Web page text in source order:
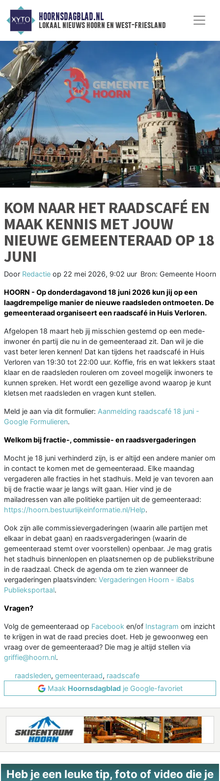
HOORNSDAGBLAD.NL
lokaal nieuws hoorn en west-friesland
KOM NAAR HET RAADSCAFÉ EN
MAAK KENNIS MET JOUW
NIEUWE GEMEENTERAAD OP 18
JUNI
Door Redactie op 22 mei 2026, 9:02 uur Bron: Gemeente Hoorn
HOORN - Op donderdagavond 18 juni 2026 kun jij op een
laagdrempelige manier de nieuwe raadsleden ontmoeten. De
gemeenteraad organiseert een raadscafé in Huis Verloren.
Afgelopen 18 maart heb jij misschien gestemd op een mede-
inwoner én partij die nu in de gemeenteraad zit. Dan wil je die
vast beter leren kennen! Dat kan tijdens het raadscafé in Huis
Verloren van 19:30 tot 22:00 uur. Koffie, fris en wat lekkers staat
klaar en de raadsleden rouleren om zoveel mogelijk inwoners te
kunnen spreken. Het wordt een gezellige avond waarop je kunt
kletsen met raadsleden en vragen kunt stellen.
Meld je aan via dit formulier: Aanmelding raadscafé 18 juni -
Google Formulieren.
Welkom bij fractie-, commissie- en raadsvergaderingen
Mocht je 18 juni verhinderd zijn, is er altijd een andere manier om
in contact te komen met de gemeenteraad. Elke maandag
vergaderen alle fracties in het stadhuis. Meld je van tevoren aan
bij de fractie waar je langs wilt gaan. Hier vind je de
mailadressen van alle politieke partijen uit de gemeenteraad:
https://hoorn.bestuurlijkeinformatie.nl/Help.
Ook zijn alle commissievergaderingen (waarin alle partijen met
elkaar in debat gaan) en raadsvergaderingen (waarin de
gemeenteraad stemt over voorstellen) openbaar. Je mag gratis
het stadhuis binnenlopen en plaatsnemen op de publiekstribune
in de raadzaal. Check de agenda om te zien wanneer de
vergaderingen plaatsvinden: Vergaderingen Hoorn - iBabs
Publieksportaal.
Vragen?
Volg de gemeenteraad op Facebook en/of Instagram om inzicht
te krijgen in wat de raad precies doet. Heb je gewoonweg een
vraag over de gemeenteraad? Die mag je altijd stellen via
griffie@hoorn.nl.
raadsleden, gemeenteraad, raadscafe
Maak Hoornsdagbladje Google-favoriet
Heb je een leuke tip, foto of video die je